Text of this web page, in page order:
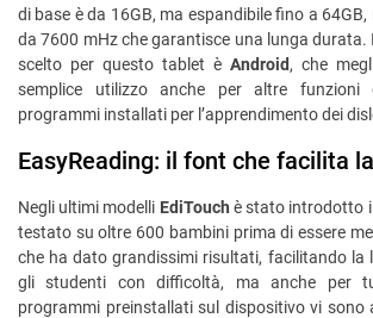
di base è da 16GB, ma espandibile fino a
da 7600 mHz che garantisce una lunga
scelto per questo tablet è Android, che
semplice utilizzo anche per altre funzioni
programmi installati per l’apprendimento dei
EasyReading: il font che facilita
Negli ultimi modelli EdiTouch è stato introdotto il
testato su oltre 600 bambini prima di essere
che ha dato grandissimi risultati, facilitando la
gli studenti con difficoltà, ma anche per
programmi preinstallati sul dispositivo vi sono